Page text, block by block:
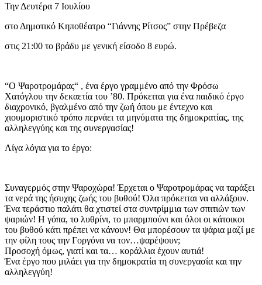
Την Δευτέρα 7 Ιουλίου
στο Δημοτικό Κηποθέατρο “Γιάννης Ρίτσος” στην Πρέβεζα
στις 21:00 το βράδυ με γενική είσοδο 8 ευρώ.
“Ο Ψαροτρομάρας“ , ένα έργο γραμμένο από την Φρόσω
Χατόγλου την δεκαετία του ’80. Πρόκειται για ένα παιδικό έργο
διαχρονικό, βγαλμένο από την ζωή όπου με έντεχνο και
χιουμοριστικό τρόπο περνάει τα μηνύματα της δημοκρατίας, της
αλληλεγγύης και της συνεργασίας!
Λίγα λόγια για το έργο:
Συναγερμός στην Ψαροχώρα! Έρχεται ο Ψαροτρομάρας να ταράξει
τα νερά της ήσυχης ζωής του βυθού! Όλα πρόκειται να αλλάξουν.
Ένα τεράστιο παλάτι θα χτιστεί στα συντρίμμια των σπιτιών των
ψαριών! Η γόπα, το λυθρίνι, το μπαρμπούνι και όλοι οι κάτοικοι
του βυθού κάτι πρέπει να κάνουν! Θα μπορέσουν τα ψάρια μαζί με
την φίλη τους την Γοργόνα να τον…ψαρέψουν;
Προσοχή όμως, γιατί και τα… κοράλλια έχουν αυτιά!
Ένα έργο που μιλάει για την δημοκρατία τη συνεργασία και την
αλληλεγγύη!